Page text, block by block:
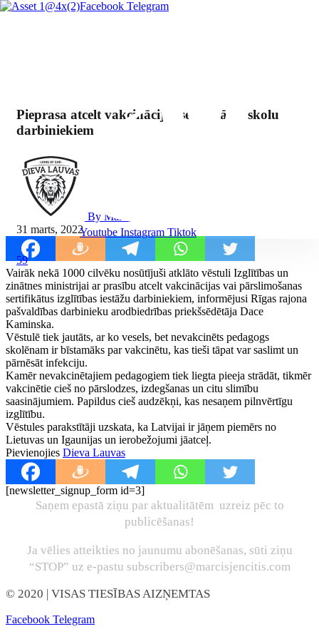
Facebook Telegram
Youtube Instagram Tiktok
Pieprasa atcelt vakcinācijas sertifikātus skolu
darbiniekiem
By Mārcis Jencītis
31 marts, 2022
59
Vairāk nekā 1000 cilvēku nosūtījuši atklāto vēstuli Izglītības un
zinātnes ministrijai ar prasību atcelt vakcinācijas vai pārslimošanas
sertifikātus izglītības iestāžu darbiniekiem, informējusi Rīgas rajona
pašvaldības darbinieku arodbiedrības priekšsēdētāja Dace
Kaminska.
Vēstulē tiek jautāts, ar ko vesels, bet nevakcinēts pedagogs
skolēnam ir bīstamāks par vakcinētu, kas tieši tāpat var saslimt un
pārnēsāt infekciju.
Kamēr nevakcinētajiem pedagogiem tiek liegta pieeja strādāt, tikmēr
vakcinētie cieš no pārslodzes, izdegšanas un citu slimību
saasinājumiem. Papildus cieš audzēkņi, kas nesaņem pilnvērtīgu
izglītību.
Vēstules parakstītāji uzskata, ka Latvijai ir jāņem piemērs no
Lietuvas un Igaunijas un ierobežojumi jāatceļ.
Pievienojies Dieva Lauvas
[newsletter_signup_form id=3]
Saņem epastā ziņu par aktualitātēm uzreiz pēc to
publicēšanas!
Ja vēlies atteikties no jaunumu abonēšanas, sūti ziņu
“STOP” uz e-pastu subscribers@marcisjencitis.com
© 2020 | VISAS TIESĪBAS AIZŅEMTAS
Facebook Telegram